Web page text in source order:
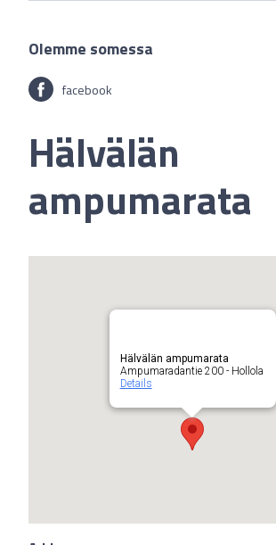
Olemme somessa
facebook
Hälvälän
ampumarata
Hälvälän ampumarata
Ampumaradantie 200 - Hollola
Details